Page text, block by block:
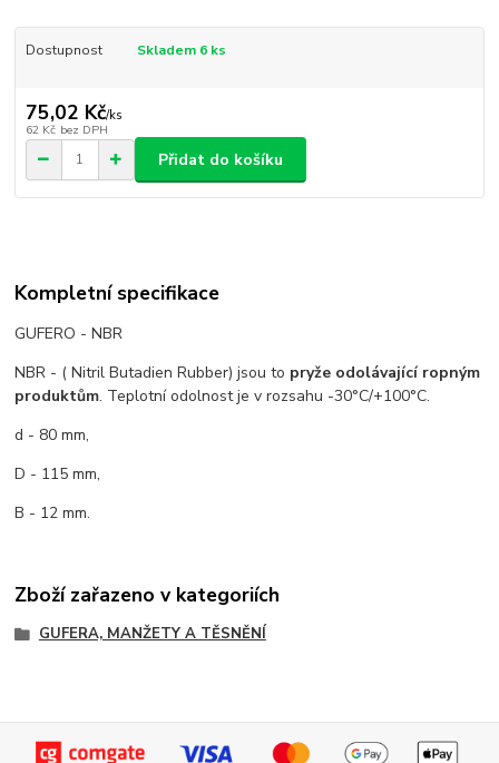
Dostupnost Skladem 6 ks
75,02 Kč/ks
62 Kč bez DPH
Přidat do košíku
Kompletní specifikace
GUFERO - NBR
NBR - ( Nitril Butadien Rubber) jsou to pryže odolávající ropným
produktům. Teplotní odolnost je v rozsahu -30°C/+100°C.
d - 80 mm,
D - 115 mm,
B - 12 mm.
Zboží zařazeno v kategoriích
GUFERA, MANŽETY A TĚSNĚNÍ